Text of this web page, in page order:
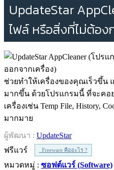
UpdateStar
ไฟล์ หรือสิ่งที่ไม่ต้อง
ช่วยทำให้เครื่องของคุณเร็วขึ้น
มากขึ้น ด้วยโปรแกรมนี้ ที่จะคอ
เครื่องเช่น Temp File, History,
มากมาย
ผู้พัฒนา : UpdateStar
ฟรีแวร์
Freeware คืออะไร ?
หมวดหมู่ : ซอฟต์แวร์ (Software)